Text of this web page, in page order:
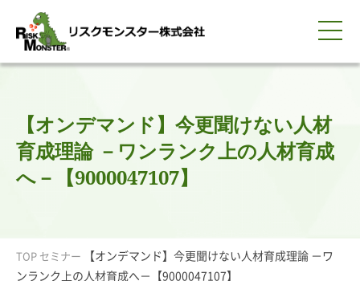
0120-259-440
会員ログイン
簡体中文
ENGLISH
【オンデマンド】今更聞けない人材
育成理論 －ワンランク上の人材育成
へ－【9000047107】
TOP セミナー
【オンデマンド】今更聞けない人材育成理論 －ワ
ンランク上の人材育成へ－【9000047107】